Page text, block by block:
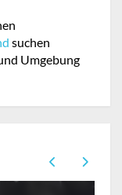
suchen
Umgebung